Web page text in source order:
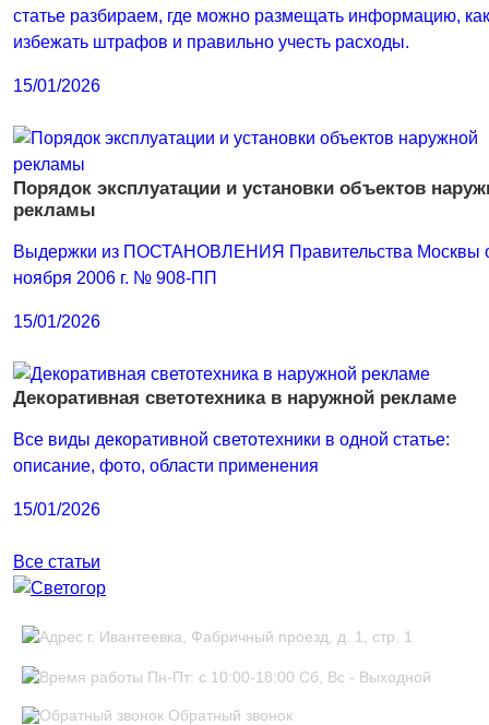
статье разбираем, где можно размещать информацию, как
избежать штрафов и правильно учесть расходы.
15/01/2026
Порядок эксплуатации и установки объектов
рекламы
Выдержки из ПОСТАНОВЛЕНИЯ Правительства Москвы
ноября 2006 г. № 908-ПП
15/01/2026
Декоративная светотехника в наружной рекламе
Все виды декоративной светотехники в одной статье:
описание, фото, области применения
15/01/2026
Все статьи
г. Ивантеевка, Фабричный проезд, д. 1, стр. 1
Пн-Пт: с 10:00-18:00 Сб, Вс - Выходной
Обратный звонок